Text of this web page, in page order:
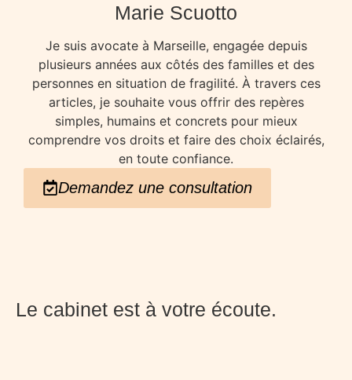
Marie Scuotto
Je suis avocate à Marseille, engagée depuis
plusieurs années aux côtés des familles et des
personnes en situation de fragilité. À travers ces
articles, je souhaite vous offrir des repères
simples, humains et concrets pour mieux
comprendre vos droits et faire des choix éclairés,
en toute confiance.
Demandez une consultation
Le cabinet est à votre écoute.